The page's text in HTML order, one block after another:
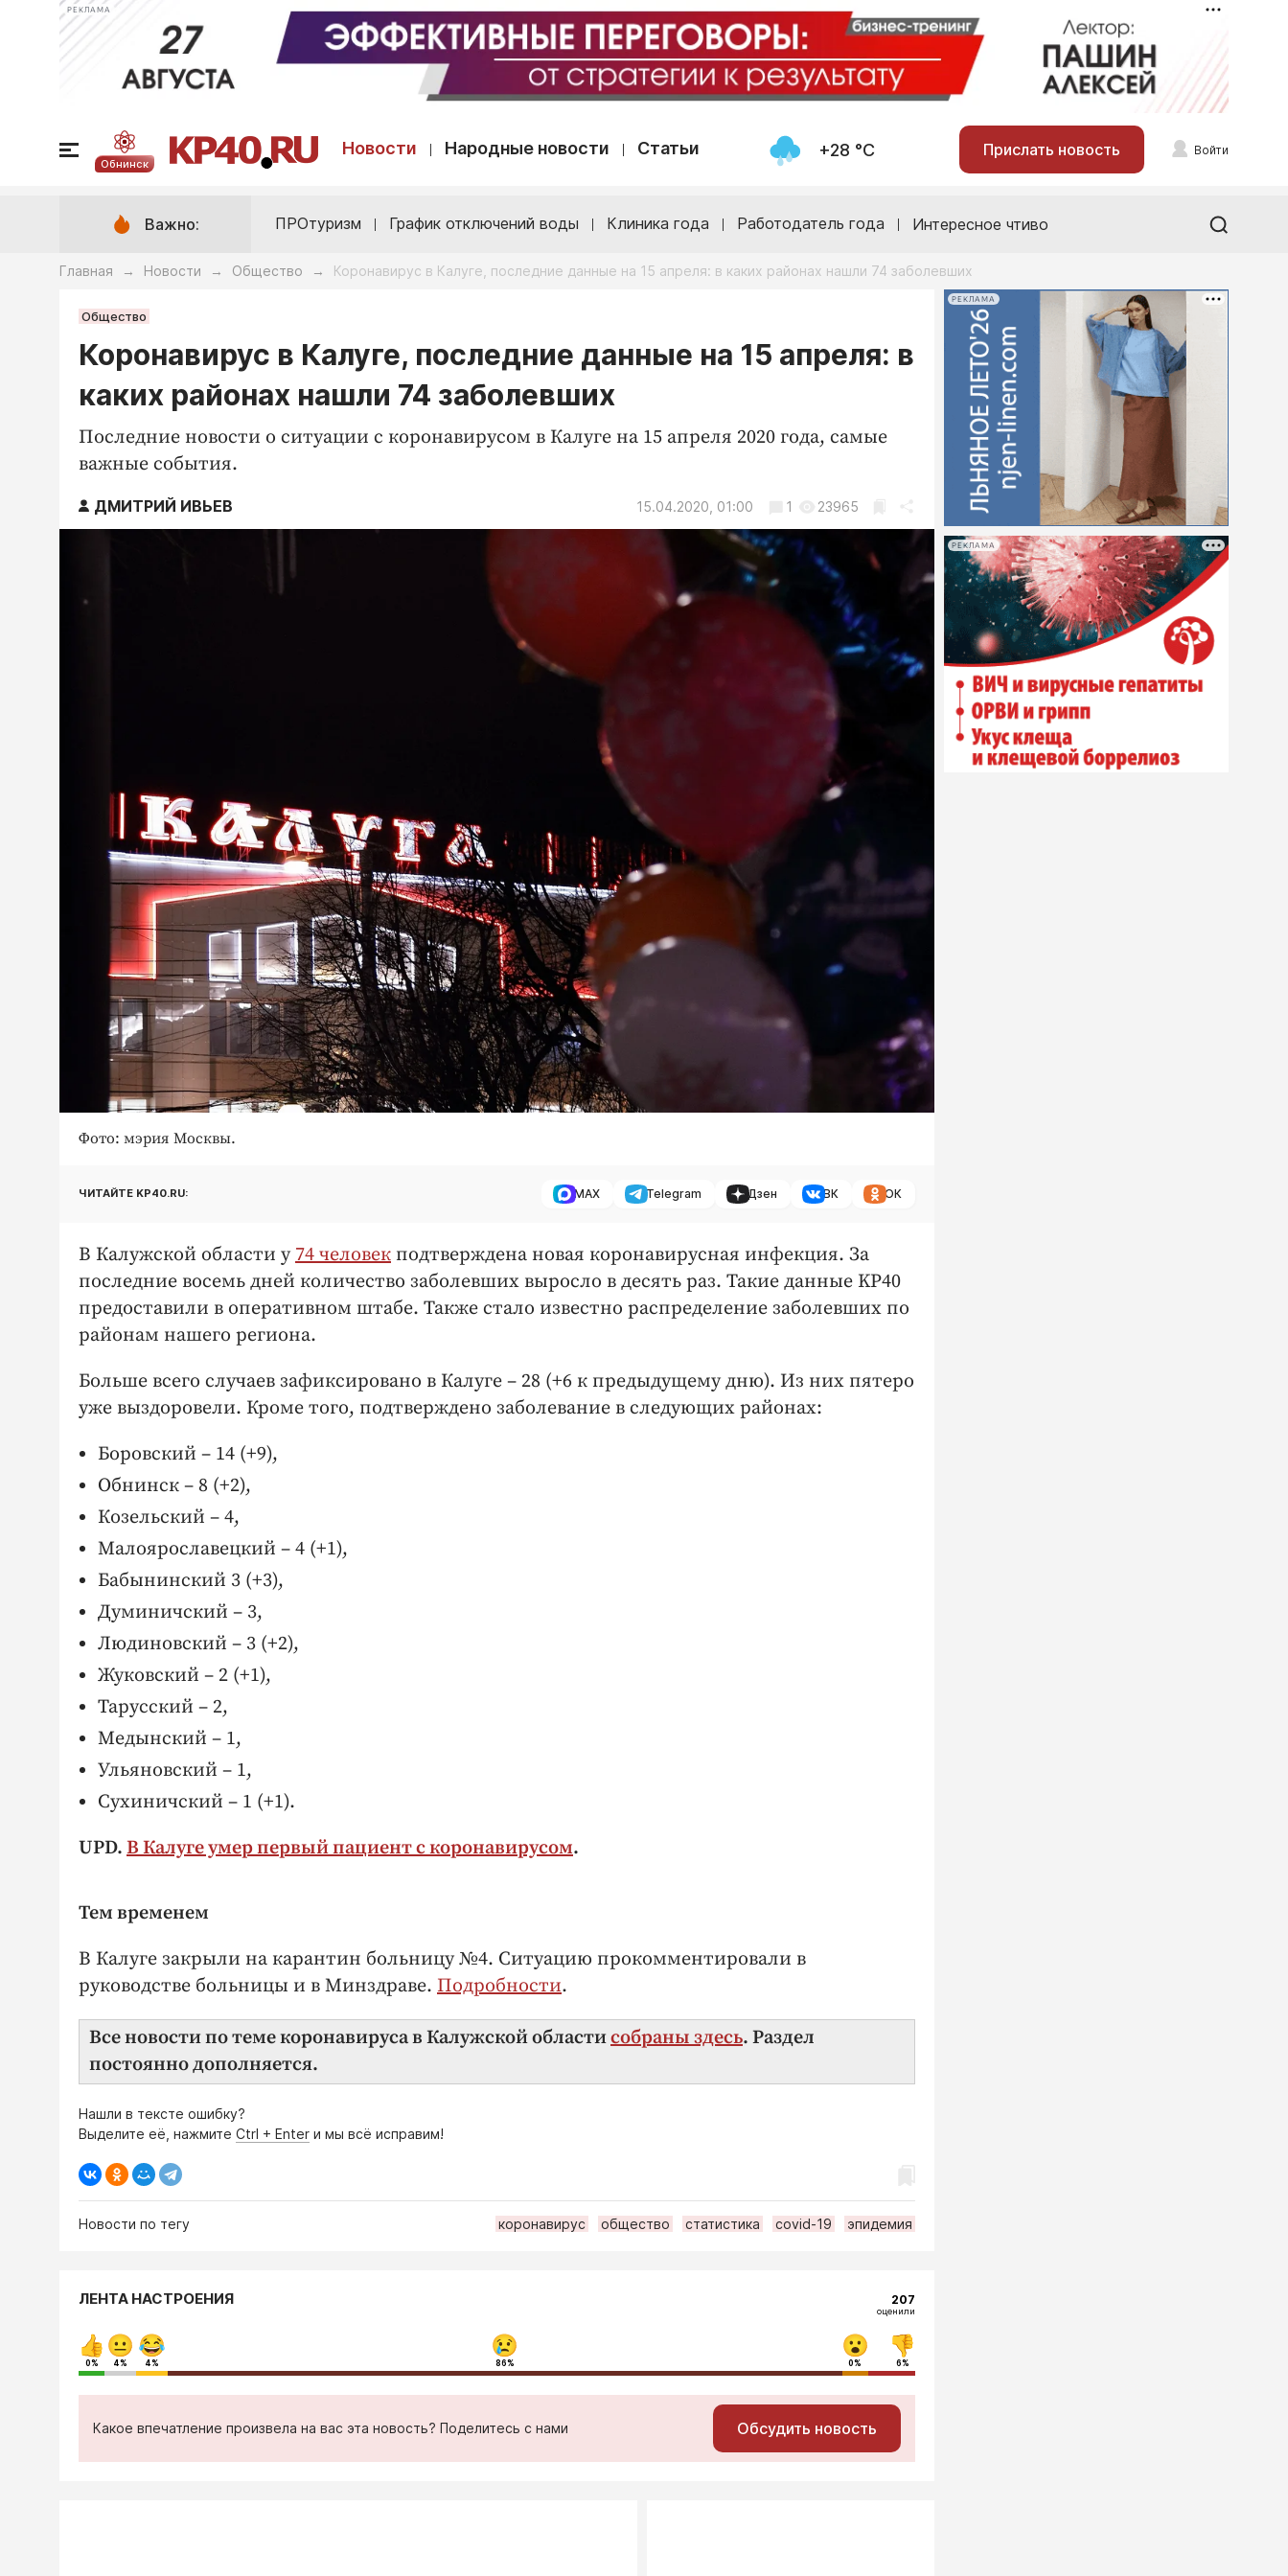
РЕКЛАМА
Обнинск
Новости Народные новости Статьи +28 °С Прислать новость Войти
Важно: ПРОтуризм График отключений воды Клиника года Работодатель года Интересное чтиво
Главная → Новости → Общество → Коронавирус в Калуге, последние данные на 15 апреля: в каких районах нашли 74 заболевших
Общество
Коронавирус в Калуге, последние данные на 15 апреля: в
каких районах нашли 74 заболевших
Последние новости о ситуации с коронавирусом в Калуге на 15 апреля 2020 года, самые
важные события.
ДМИТРИЙ ИВЬЕВ 15.04.2020, 01:00 1 23965
Фото: мэрия Москвы.
ЧИТАЙТЕ KP40.RU: MAX Telegram Дзен ВК ОК
В Калужской области у 74 человек подтверждена новая коронавирусная инфекция. За
последние восемь дней количество заболевших выросло в десять раз. Такие данные KP40
предоставили в оперативном штабе. Также стало известно распределение заболевших по
районам нашего региона.
Больше всего случаев зафиксировано в Калуге – 28 (+6 к предыдущему дню). Из них пятеро
уже выздоровели. Кроме того, подтверждено заболевание в следующих районах:
Боровский – 14 (+9),
Обнинск – 8 (+2),
Козельский – 4,
Малоярославецкий – 4 (+1),
Бабынинский 3 (+3),
Думиничский – 3,
Людиновский – 3 (+2),
Жуковский – 2 (+1),
Тарусский – 2,
Медынский – 1,
Ульяновский – 1,
Сухиничский – 1 (+1).
UPD. В Калуге умер первый пациент с коронавирусом.
Тем временем
В Калуге закрыли на карантин больницу №4. Ситуацию прокомментировали в
руководстве больницы и в Минздраве. Подробности.
Все новости по теме коронавируса в Калужской областисобраны здесь. Раздел
постоянно дополняется.
Нашли в тексте ошибку?
Выделите её, нажмите Ctrl + Enter и мы всё исправим!
Новости по тегу коронавирус общество статистика covid-19 эпидемия
РЕКЛАМА
РЕКЛАМА
ЛЕНТА НАСТРОЕНИЯ 207
оценили
0% 4% 4% 86% 0% 6%
Какое впечатление произвела на вас эта новость? Поделитесь с нами Обсудить новость